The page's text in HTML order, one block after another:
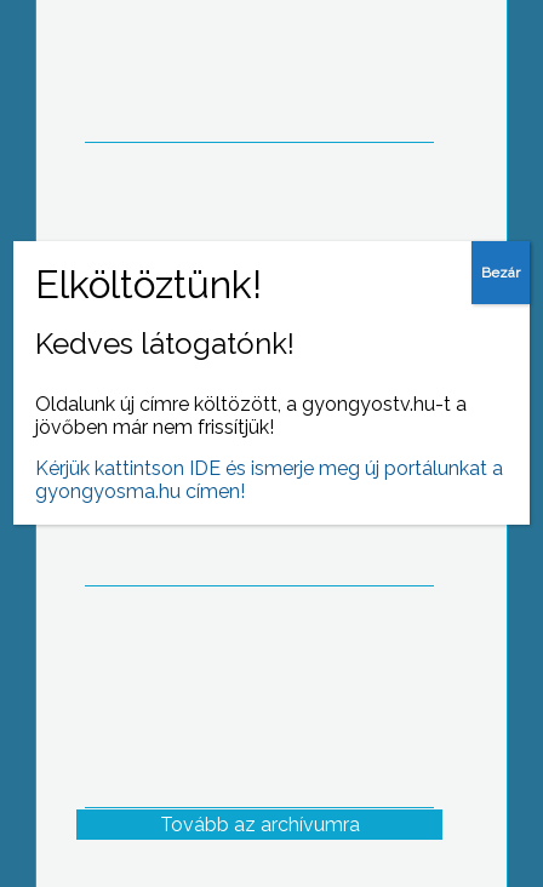
stratégiáját
Bronz fokozatát kapta október 23-a
alkalmából Jankovits Jenő a
Gyöngyösi Játékszín rendezője
Tovább az archívumra
Kedves látogatónk!
Oldalunk új címre költözött, a gyongyostv.hu-t a
jövőben már nem frissítjük!
Kérjük kattintson IDE és ismerje meg új portálunkat a
gyongyosma.hu címen!